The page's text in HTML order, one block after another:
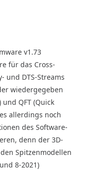
v1.73
für das Cross-
und DTS-Streams
wiedergegeben
QFT (Quick
allerdings noch
des Software-
denn der 3D-
Spitzenmodellen
8-2021)